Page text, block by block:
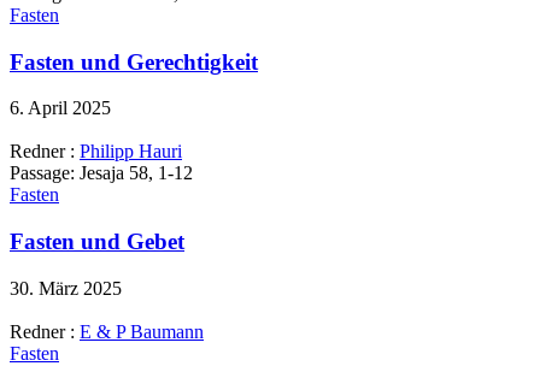
Fasten
Fasten und Gerechtigkeit
6. April 2025
Redner : Philipp Hauri
Passage: Jesaja 58, 1-12
Fasten
Fasten und Gebet
30. März 2025
Redner : E & P Baumann
Fasten